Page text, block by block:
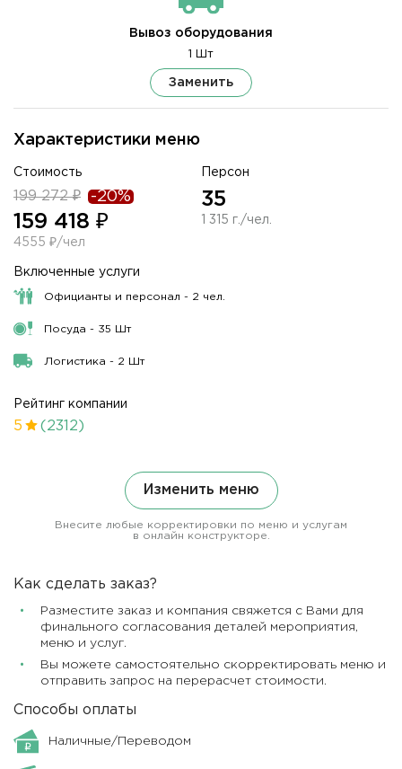
Характеристики меню
Стоимость
199 272 ₽ -20%
159 418 ₽
4555 ₽/чел
Персон
35
1 315 г./чел.
Включенные услуги
Официанты и персонал - 2 чел.
Посуда - 35 Шт
Логистика - 2 Шт
Рейтинг компании
5 (2312)
Изменить меню
Внесите любые корректировки по меню и услугам
в онлайн конструкторе.
Вывоз оборудования
1 Шт
Заменить
Как сделать заказ?
Разместите заказ и компания свяжется с Вами для
финального согласования деталей мероприятия,
меню и услуг.
Вы можете самостоятельно скорректировать меню и
отправить запрос на перерасчет стоимости.
Способы оплаты
Наличные/Переводом